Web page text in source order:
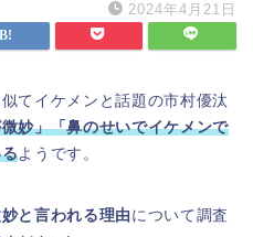
2024年4月21日
てイケメンと話題の市村優汰
妙」「鼻のせいでイケメンで
ようです。
と言われる理由について調査